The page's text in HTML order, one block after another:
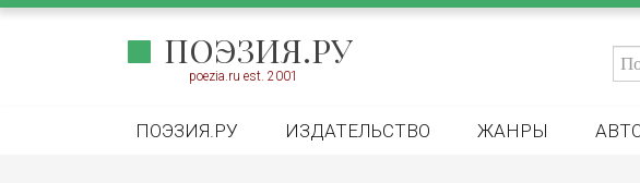
ПОЭЗИЯ.РУ
poezia.ru est. 2001
ПОЭЗИЯ.РУ ИЗДАТЕЛЬСТВО ЖАНРЫ